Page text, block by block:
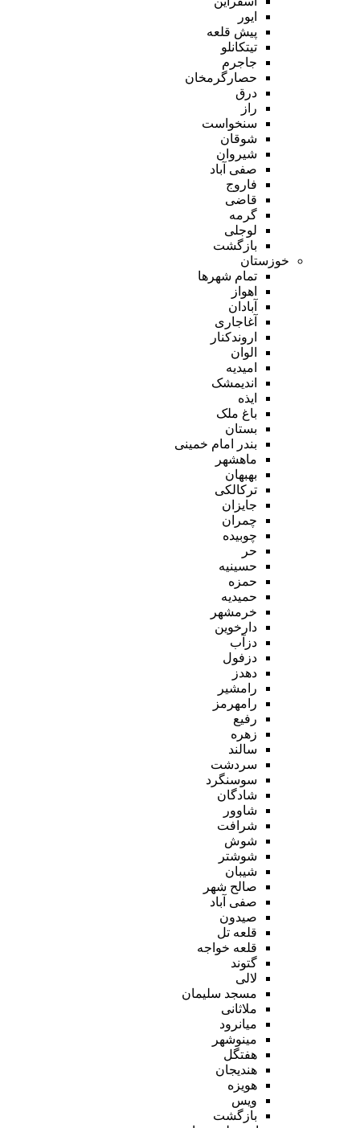
ایور
پیش قلعه
تیتکانلو
جاجرم
حصارگرمخان
درق
راز
سنخواست
شوقان
شیروان
صفی آباد
فاروج
قاضی
گرمه
لوجلی
بازگشت
خوزستان
تمام شهر‌ها
اهواز
آبادان
آغاجاری
اروندکنار
الوان
امیدیه
اندیمشک
ایذه
باغ ملک
بستان
بندر امام خمینی
ماهشهر
بهبهان
ترکالکی
جایزان
چمران
چوبیده
حر
حسینیه
حمزه
حمیدیه
خرمشهر
دارخوین
دزآب
دزفول
دهدز
رامشیر
رامهرمز
رفیع
زهره
سالند
سردشت
سوسنگرد
شادگان
شاوور
شرافت
شوش
شوشتر
شیبان
صالح شهر
صفی آباد
صیدون
قلعه تل
قلعه خواجه
گتوند
لالی
مسجد سلیمان
ملاثانی
میانرود
مینوشهر
هفتگل
هندیجان
هویزه
ویس
بازگشت